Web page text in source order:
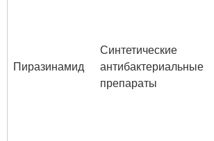
Пиразинамид
Синтетические
антибактериальные
препараты